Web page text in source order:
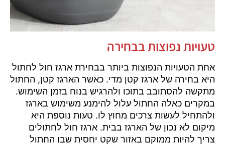
טעויות נפוצות בבחירה
אחת הטעויות הנפוצות ביותר בבחירת ארגז חול לחתול
היא בחירה של ארגז קטן מדי. כאשר הארגז קטן, החתול
מתקשה להסתובב בתוכו ולהרגיש בנוח בזמן השימוש.
במקרים כאלה החתול עלול להימנע משימוש בארגז
ולהתחיל לעשות צרכים מחוץ לו. טעות נוספת היא
מיקום לא נכון של הארגז בבית. ארגז חול לחתולים
צריך להיות ממוקם באזור שקט יחסית שבו החתול